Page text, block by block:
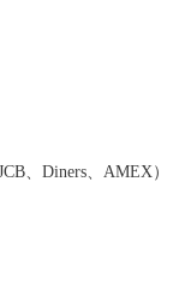
、Diners、AMEX）